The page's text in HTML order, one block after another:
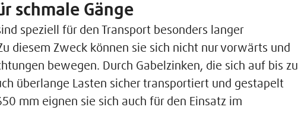
schmale Gänge
speziell für den Transport besonders langer
diesem Zweck können sie sich nicht nur vorwärts und
bewegen. Durch Gabelzinken, die sich auf bis zu
überlange Lasten sicher transportiert und gestapelt
mm eignen sie sich auch für den Einsatz im